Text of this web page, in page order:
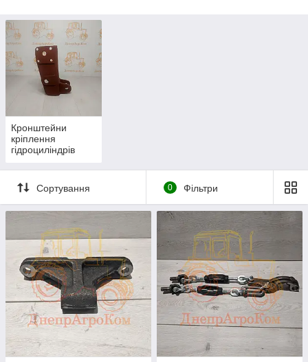
Кронштейни
кріплення
гідроциліндрів
Сортування 0 Фільтри